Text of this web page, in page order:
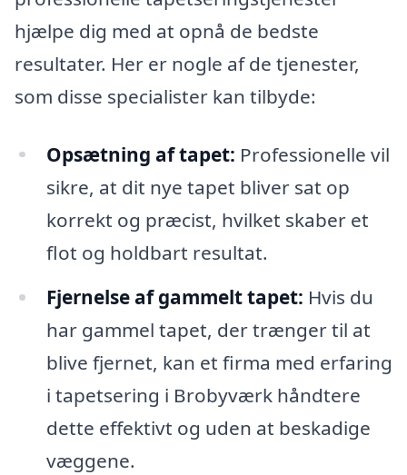
hjælpe dig med at opnå de bedste
resultater. Her er nogle af de tjenester,
som disse specialister kan tilbyde:
Opsætning af tapet: Professionelle vil
sikre, at dit nye tapet bliver sat op
korrekt og præcist, hvilket skaber et
flot og holdbart resultat.
Fjernelse af gammelt tapet: Hvis du
har gammel tapet, der trænger til at
blive fjernet, kan et firma med erfaring
i tapetsering i Brobyværk håndtere
dette effektivt og uden at beskadige
væggene.